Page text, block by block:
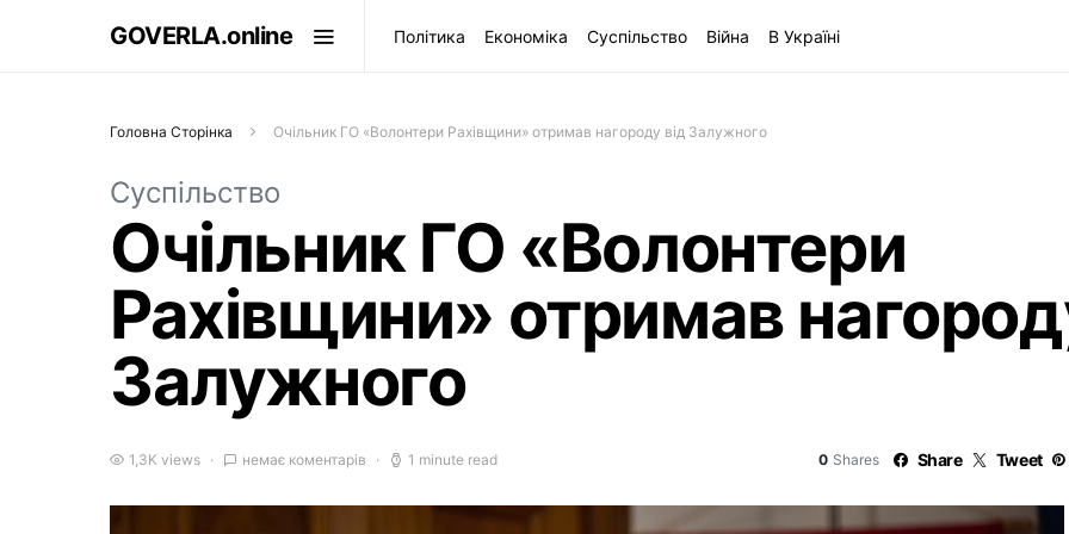
GOVERLA.online Політика Економіка Суспільство Війна В Україні
Головна Сторінка Очільник ГО «Волонтери Рахівщини» отримав нагороду від Залужного
Суспільство
Очільник ГО «Волонтери
Рахівщини» отримав
Залужного
1,3K views немає коментарів 1 minute read 0 Shares Share Tweet